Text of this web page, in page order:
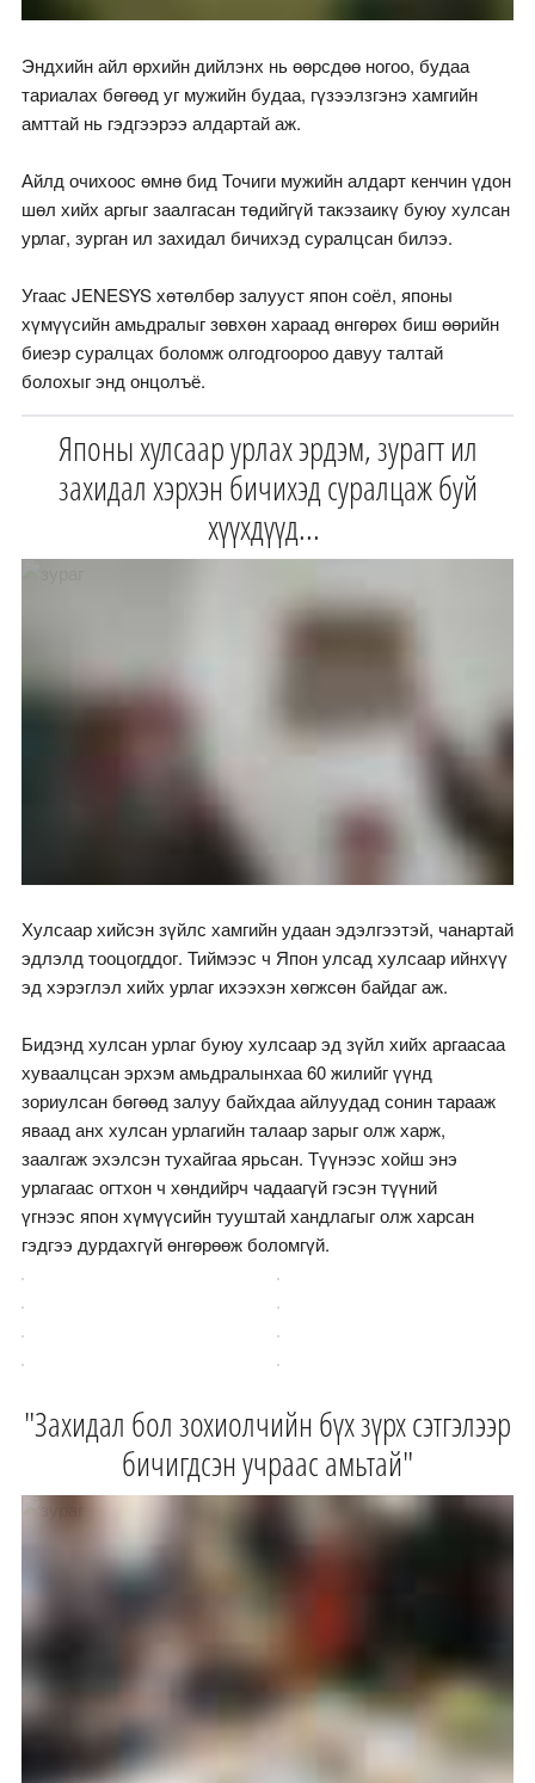
Эндхийн айл өрхийн дийлэнх нь өөрсдөө ногоо, будаа
тариалах бөгөөд уг мужийн будаа, гүзээлзгэнэ хамгийн
амттай нь гэдгээрээ алдартай аж.
Айлд очихоос өмнө бид Точиги мужийн алдарт кенчин үдон
шөл хийх аргыг заалгасан төдийгүй такэзаикү буюу хулсан
урлаг, зурган ил захидал бичихэд суралцсан билээ.
Угаас JENESYS хөтөлбөр залууст япон соёл, японы
хүмүүсийн амьдралыг зөвхөн хараад өнгөрөх биш өөрийн
биеэр суралцах боломж олгодгоороо давуу талтай
болохыг энд онцолъё.
Японы хулсаар урлах эрдэм, зурагт ил
захидал хэрхэн бичихэд суралцаж буй
хүүхдүүд...
Хулсаар хийсэн зүйлс хамгийн удаан эдэлгээтэй, чанартай
эдлэлд тооцогддог. Тиймээс ч Япон улсад хулсаар ийнхүү
эд хэрэглэл хийх урлаг ихээхэн хөгжсөн байдаг аж.
Бидэнд хулсан урлаг буюу хулсаар эд зүйл хийх аргаасаа
хуваалцсан эрхэм амьдралынхаа 60 жилийг үүнд
зориулсан бөгөөд залуу байхдаа айлуудад сонин тарааж
яваад анх хулсан урлагийн талаар зарыг олж харж,
заалгаж эхэлсэн тухайгаа ярьсан. Түүнээс хойш энэ
урлагаас огтхон ч хөндийрч чадаагүй гэсэн түүний
үгнээс япон хүмүүсийн тууштай хандлагыг олж харсан
гэдгээ дурдахгүй өнгөрөөж боломгүй.
"Захидал бол зохиолчийн бүх зүрх сэтгэлээр
бичигдсэн учраас амьтай"